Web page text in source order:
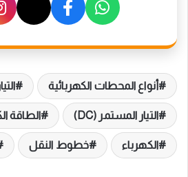
أنواع المحطات الكهربائية
التيار المستمر (DC) الطاقة
الكهرباء خطوط النقل